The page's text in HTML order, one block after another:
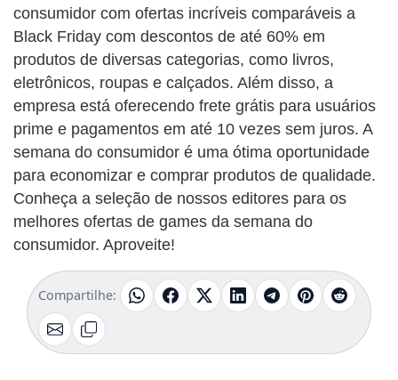
consumidor com ofertas incríveis comparáveis a
Black Friday com descontos de até 60% em
produtos de diversas categorias, como livros,
eletrônicos, roupas e calçados. Além disso, a
empresa está oferecendo frete grátis para usuários
prime e pagamentos em até 10 vezes sem juros. A
semana do consumidor é uma ótima oportunidade
para economizar e comprar produtos de qualidade.
Conheça a seleção de nossos editores para os
melhores ofertas de games da semana do
consumidor. Aproveite!
Compartilhe: